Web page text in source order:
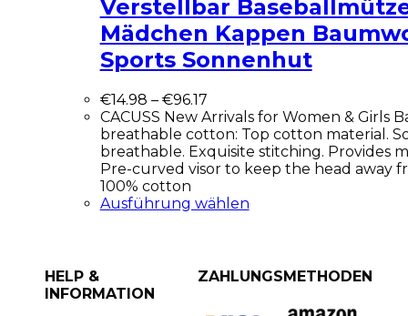
Verstellbar
Mädchen Kappen
Sports Sonnenhut
€14.98 – €96.17
CACUSS New Arrivals for Women & Girls
breathable cotton: Top cotton material.
breathable. Exquisite stitching. Provides
Pre-curved visor to keep the head away
100% cotton
Ausführung wählen
HELP &
INFORMATION
ZAHLUNGSMETHODEN